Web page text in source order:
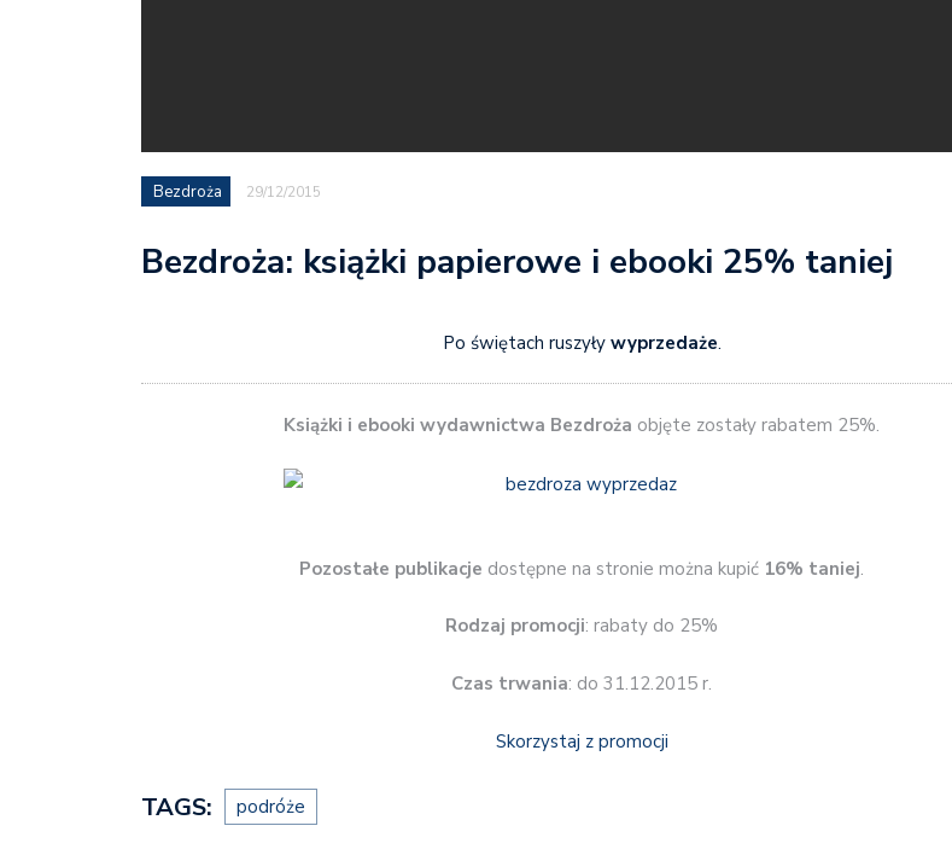
Bezdroża 29/12/2015
Bezdroża: książki papierowe i ebooki 25% taniej
Po świętach ruszyły wyprzedaże.
Książki i ebooki wydawnictwa Bezdroża objęte zostały rabatem 25%.
Pozostałe publikacje dostępne na stronie można kupić 16% taniej.
Rodzaj promocji: rabaty do 25%
Czas trwania: do 31.12.2015 r.
Skorzystaj z promocji
TAGS: podróże